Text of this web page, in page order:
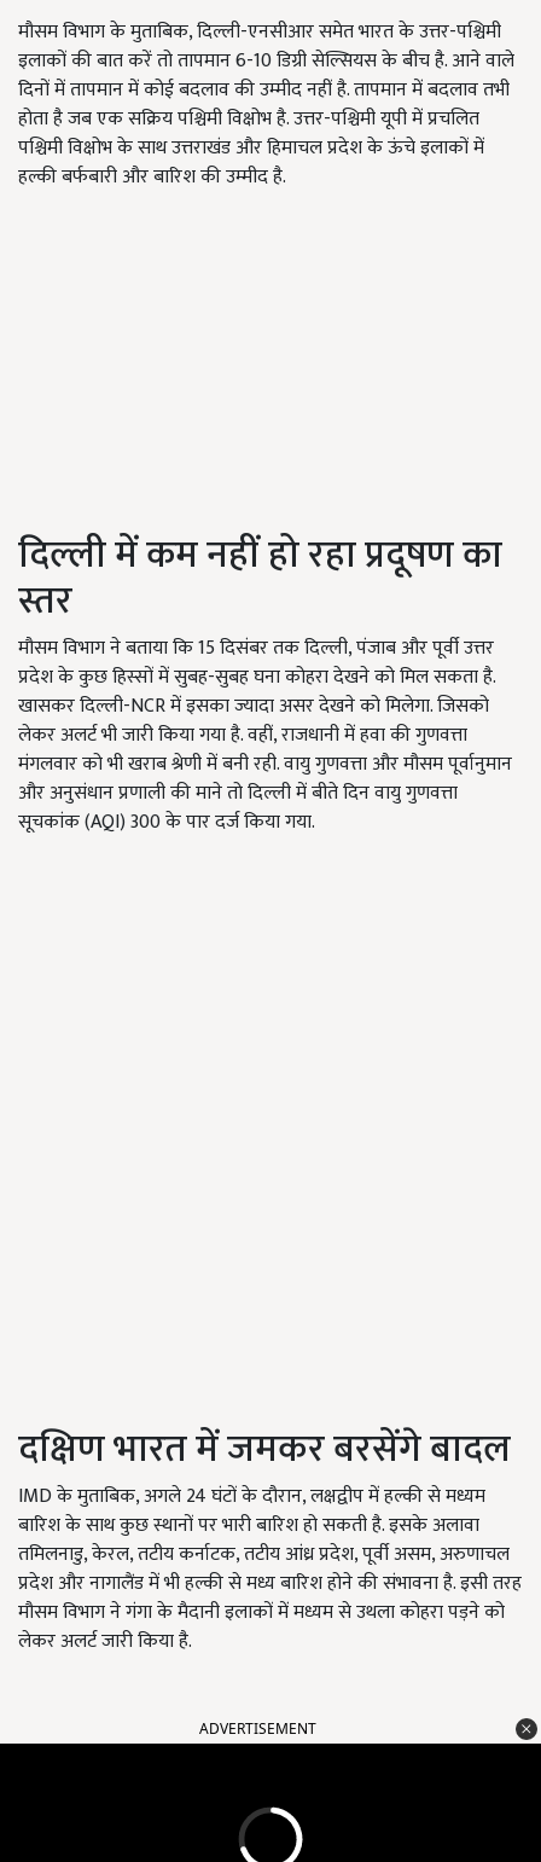
मौसम विभाग के मुताबिक, दिल्ली-एनसीआर समेत भारत के उत्तर-पश्चिमी
इलाकों की बात करें तो तापमान 6-10 डिग्री सेल्सियस के बीच है. आने वाले
दिनों में तापमान में कोई बदलाव की उम्मीद नहीं है. तापमान में बदलाव तभी
होता है जब एक सक्रिय पश्चिमी विक्षोभ है. उत्तर-पश्चिमी यूपी में प्रचलित
पश्चिमी विक्षोभ के साथ उत्तराखंड और हिमाचल प्रदेश के ऊंचे इलाकों में
हल्की बर्फबारी और बारिश की उम्मीद है.
दिल्ली में कम नहीं हो रहा प्रदूषण का
स्तर
मौसम विभाग ने बताया कि 15 दिसंबर तक दिल्ली, पंजाब और पूर्वी उत्तर
प्रदेश के कुछ हिस्सों में सुबह-सुबह घना कोहरा देखने को मिल सकता है.
खासकर दिल्ली-NCR में इसका ज्यादा असर देखने को मिलेगा. जिसको
लेकर अलर्ट भी जारी किया गया है. वहीं, राजधानी में हवा की गुणवत्ता
मंगलवार को भी खराब श्रेणी में बनी रही. वायु गुणवत्ता और मौसम पूर्वानुमान
और अनुसंधान प्रणाली की माने तो दिल्ली में बीते दिन वायु गुणवत्ता
सूचकांक (AQI) 300 के पार दर्ज किया गया.
दक्षिण भारत में जमकर बरसेंगे बादल
IMD के मुताबिक, अगले 24 घंटों के दौरान, लक्षद्वीप में हल्की से मध्यम
बारिश के साथ कुछ स्थानों पर भारी बारिश हो सकती है. इसके अलावा
तमिलनाडु, केरल, तटीय कर्नाटक, तटीय आंध्र प्रदेश, पूर्वी असम, अरुणाचल
प्रदेश और नागालैंड में भी हल्की से मध्य बारिश होने की संभावना है. इसी तरह
मौसम विभाग ने गंगा के मैदानी इलाकों में मध्यम से उथला कोहरा पड़ने को
लेकर अलर्ट जारी किया है.
ADVERTISEMENT